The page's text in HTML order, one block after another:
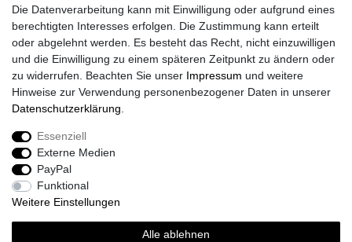
Die Datenverarbeitung kann mit Einwilligung oder aufgrund eines
berechtigten Interesses erfolgen. Die Zustimmung kann erteilt
oder abgelehnt werden. Es besteht das Recht, nicht einzuwilligen
und die Einwilligung zu einem späteren Zeitpunkt zu ändern oder
zu widerrufen. Beachten Sie unser Impressum und weitere
Hinweise zur Verwendung personenbezogener Daten in unserer
Daten­schutz­erklärung
Essenziell
Externe Medien
PayPal
Funktional
Weitere Einstellungen
Alle ablehnen